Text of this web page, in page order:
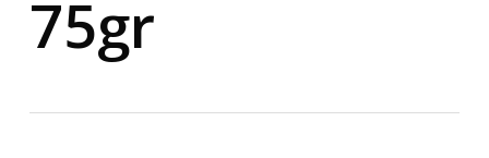
75gr